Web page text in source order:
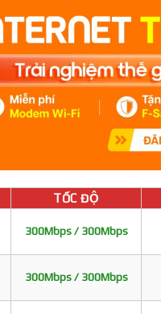
TỐC ĐỘ
300Mbps / 300Mbps
300Mbps / 300Mbps